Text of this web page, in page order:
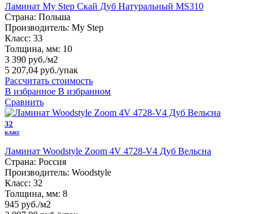
Ламинат My Step Скай Дуб Натуральный MS310
Страна: Польша
Производитель: My Step
Класс: 33
Толщина, мм: 10
3 390 руб./м2
5 207,04 руб./упак
Рассчитать стоимость
В избранное В избранном
Сравнить
32
класс
Ламинат Woodstyle Zoom 4V 4728-V4 Дуб Вельсна
Страна: Россия
Производитель: Woodstyle
Класс: 32
Толщина, мм: 8
945 руб./м2